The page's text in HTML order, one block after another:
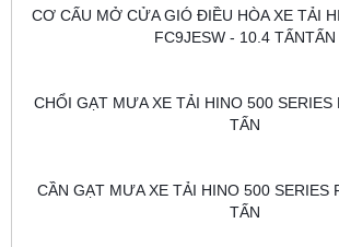
CƠ CẤU MỞ CỬA GIÓ ĐIỀU HÒA XE TẢI
FC9JESW - 10.4 TẤNTẤN
CHỔI GẠT MƯA XE TẢI HINO 500 SERIES
TẤN
CẦN GẠT MƯA XE TẢI HINO 500 SERIES
TẤN